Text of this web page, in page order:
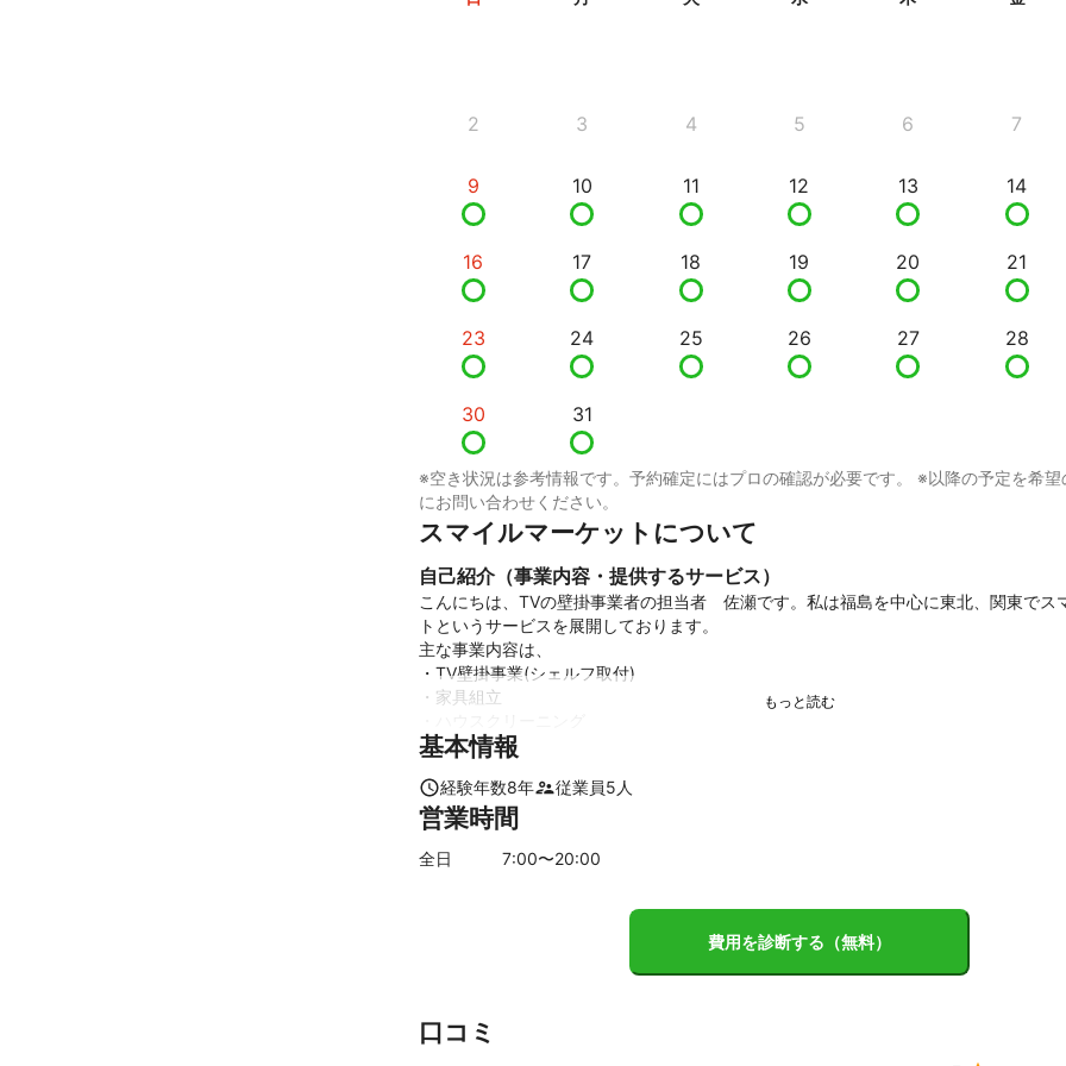
2 3 4 5 6 7
9 10 11 12 13 14
16 17 18 19 20 21
23 24 25 26 27 28
30 31
※空き状況は参考情報です。予約確定にはプロの確認が必要です。 ※以降の予定を希望
にお問い合わせください。
スマイルマーケットについて
自己紹介（事業内容・提供するサービス）
こんにちは、TVの壁掛事業者の担当者　佐瀬です。私は福島を中心に東北、関東でス
トというサービスを展開しております。
主な事業内容は、
・TV壁掛事業(シェルフ取付)
・家具組立
・アウトドア用品レンタル
です。
どれもこれまでに50件以上の経歴があり、プロを越えるプロを目指しております。
全国どちらでも対応可能です。
まずはお気軽にご相談下さい。
新築戸建、新築マンション、ヘアーサロン、オフィス等
基本情報
経験年数8年 従業員5 人
営業時間
全日 7:00〜20:00
費用を診断する（無料）
口コミ